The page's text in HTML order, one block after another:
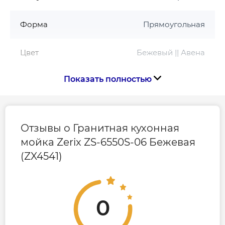
Zerix
Гарантия – 3 года
Форма Прямоугольная
Цвет Бежевый || Авена
Страна бренда
Габариты, размеры, вес
Показать полностью
Отзывы о Гранитная кухонная
мойка Zerix ZS-6550S-06 Бежевая
(ZX4541)
0